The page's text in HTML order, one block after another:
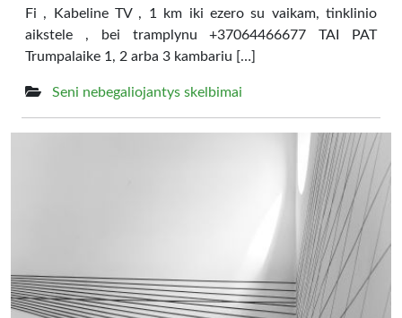
Fi , Kabeline TV , 1 km iki ezero su vaikam, tinklinio
aikstele , bei tramplynu +37064466677 TAI PAT
Trumpalaike 1, 2 arba 3 kambariu […]
Seni nebegaliojantys skelbimai